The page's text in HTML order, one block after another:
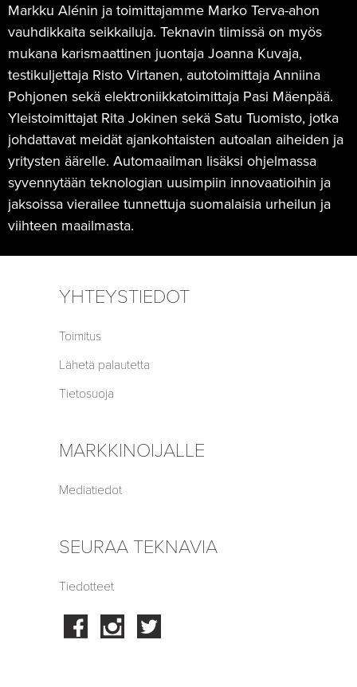
Markku Alénin ja toimittajamme Marko Terva-ahon
vauhdikkaita seikkailuja. Teknavin tiimissä on myös
mukana karismaattinen juontaja Joanna Kuvaja,
testikuljettaja Risto Virtanen, autotoimittaja Anniina
Pohjonen sekä elektroniikkatoimittaja Pasi Mäenpää.
Yleistoimittajat Rita Jokinen sekä Satu Tuomisto, jotka
johdattavat meidät ajankohtaisten autoalan aiheiden ja
yritysten äärelle. Automaailman lisäksi ohjelmassa
syvennytään teknologian uusimpiin innovaatioihin ja
jaksoissa vierailee tunnettuja suomalaisia urheilun ja
viihteen maailmasta.
YHTEYSTIEDOT
Toimitus
Lähetä palautetta
Tietosuoja
MARKKINOIJALLE
Mediatiedot
SEURAA TEKNAVIA
Tiedotteet
FacebookInstagram